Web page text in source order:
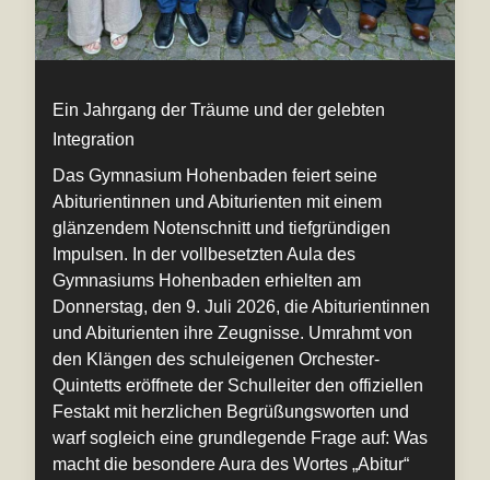
Ein Jahrgang der Träume und der gelebten
Integration
Das Gymnasium Hohenbaden feiert seine
Abiturientinnen und Abiturienten mit einem
glänzendem Notenschnitt und tiefgründigen
Impulsen. In der vollbesetzten Aula des
Gymnasiums Hohenbaden erhielten am
Donnerstag, den 9. Juli 2026, die Abiturientinnen
und Abiturienten ihre Zeugnisse. Umrahmt von
den Klängen des schuleigenen Orchester-
Quintetts eröffnete der Schulleiter den offiziellen
Festakt mit herzlichen Begrüßungsworten und
warf sogleich eine grundlegende Frage auf: Was
macht die besondere Aura des Wortes „Abitur“